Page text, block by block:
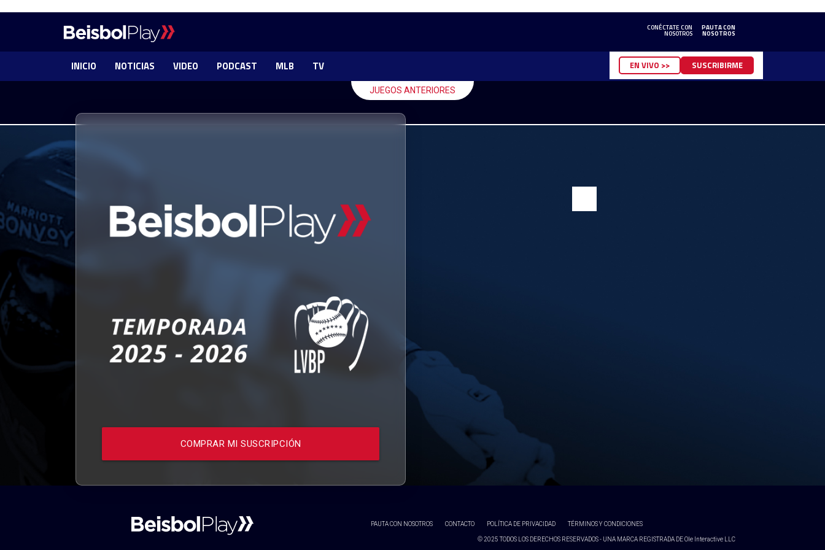
CONÉCTATE CON
NOSOTROS
PAUTA CON
NOSOTROS
INICIO NOTICIAS VIDEO PODCAST MLB TV EN VIVO >> SUSCRIBIRME
JUEGOS ANTERIORES
COMPRAR MI SUSCRIPCIÓN
PAUTA CON NOSOTROS CONTACTO POLÍTICA DE PRIVACIDAD TÉRMINOS Y CONDICIONES
© 2025 TODOS LOS DERECHOS RESERVADOS - UNA MARCA REGISTRADA DE Ole Interactive LLC